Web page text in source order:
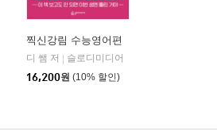
찍신강림 수능영어편
디 쌤 저
슬로디미디어
16,200원 (10% 할인)